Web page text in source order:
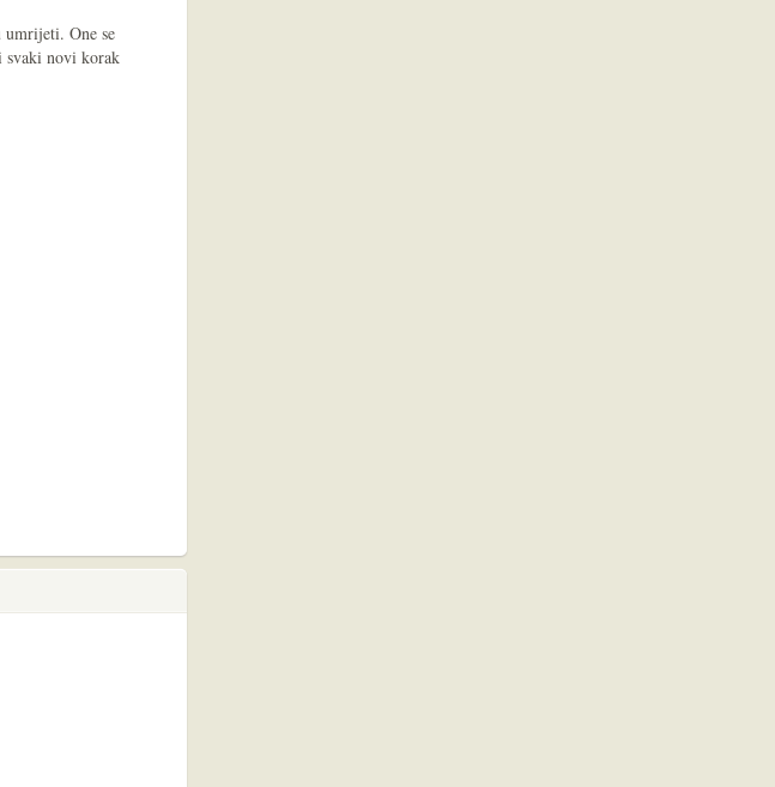
umrijeti. One se
svaki novi korak